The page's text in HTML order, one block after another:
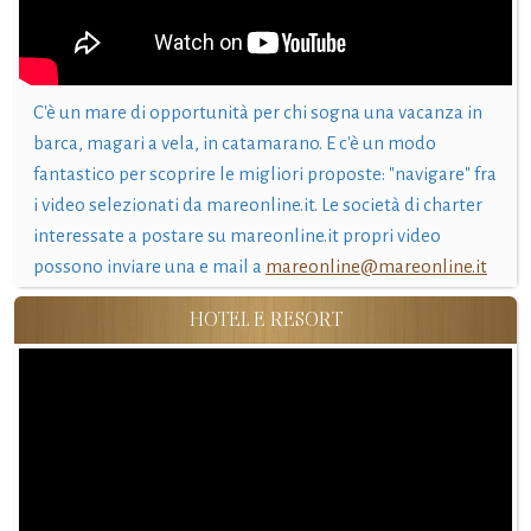
C'è un mare di opportunità per chi sogna una vacanza in
barca, magari a vela, in catamarano. E c'è un modo
fantastico per scoprire le migliori proposte: "navigare" fra
i video selezionati da mareonline.it. Le società di charter
interessate a postare su mareonline.it propri video
possono inviare una e mail a mareonline@mareonline.it
HOTEL E RESORT